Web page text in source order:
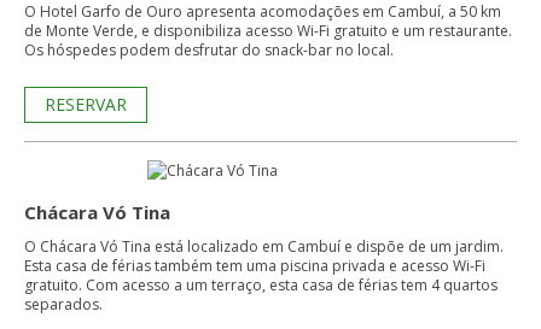
O Hotel Garfo de Ouro apresenta acomodações em Cambuí, a 50 km
de Monte Verde, e disponibiliza acesso Wi-Fi gratuito e um restaurante.
Os hóspedes podem desfrutar do snack-bar no local.
RESERVAR
Chácara Vó Tina
O Chácara Vó Tina está localizado em Cambuí e dispõe de um jardim.
Esta casa de férias também tem uma piscina privada e acesso Wi-Fi
gratuito. Com acesso a um terraço, esta casa de férias tem 4 quartos
separados.